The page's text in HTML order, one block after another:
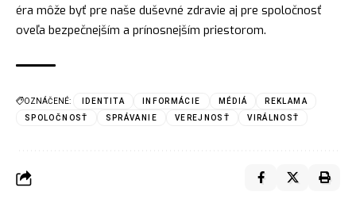
éra môže byť pre naše duševné zdravie aj pre spoločnosť
oveľa bezpečnejším a prínosnejším priestorom.
OZNÁČENÉ: IDENTITA INFORMÁCIE MÉDIÁ
REKLAMA
SPOLOČNOSŤ
SPRÁVANIE VEREJNOSŤ VIRÁLNOSŤ